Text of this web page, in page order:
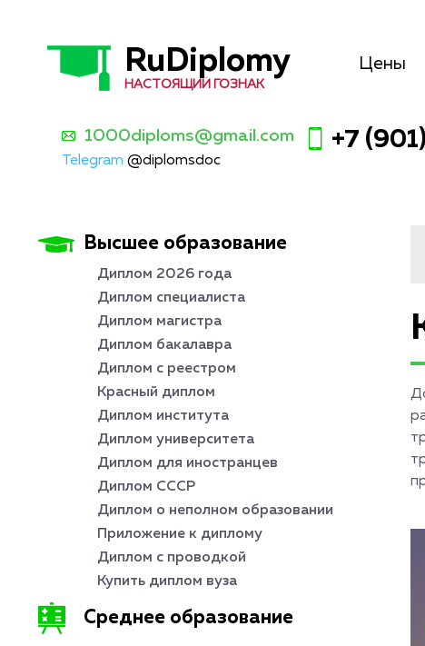
RuDiplomy
НАСТОЯЩИЙ ГОЗНАК
Цены
1000diploms@gmail.com
Telegram @diplomsdoc
+7
Высшее образование
Диплом 2026 года
Диплом специалиста
Диплом магистра
Диплом бакалавра
Диплом с реестром
Красный диплом
Диплом института
Диплом университета
Диплом для иностранцев
Диплом СССР
Диплом о неполном образовании
Приложение к диплому
Диплом с проводкой
Купить диплом вуза
Среднее образование